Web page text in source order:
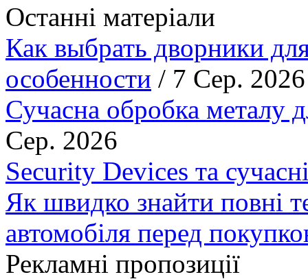
Останні матеріали
Как выбрать дворники
особенности / 7 Сер. 2026
Сучасна обробка металу
Сер. 2026
Security Devices та
Як швидко знайти повні
автомобіля перед
Рекламні пропозиції